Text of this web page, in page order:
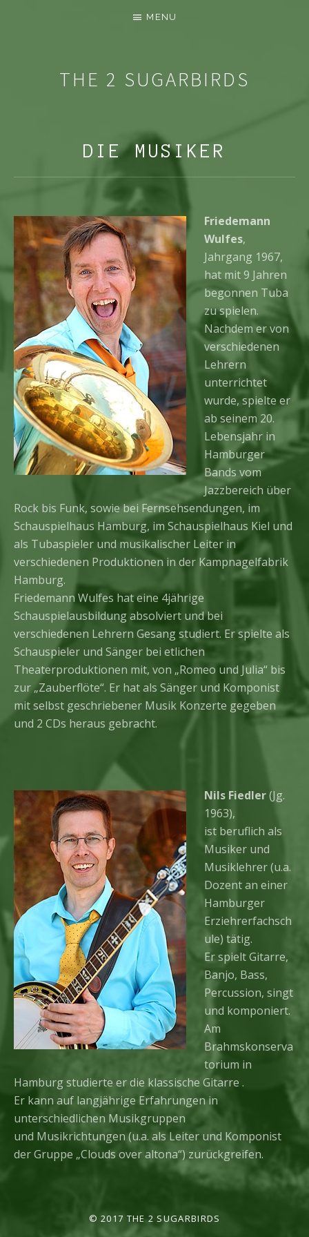
THE 2 SUGARBIRDS
MENU
DIE MUSIKER
Friedemann
Wulfes,
Jahrgang 1967,
hat mit 9 Jahren
begonnen Tuba
zu spielen.
Nachdem er von
verschiedenen
Lehrern
unterrichtet
wurde, spielte er
ab seinem 20.
Lebensjahr in
Hamburger
Bands vom
Jazzbereich über
Rock bis Funk, sowie bei Fernsehsendungen, im
Schauspielhaus Hamburg, im Schauspielhaus Kiel und
als Tubaspieler und musikalischer Leiter in
verschiedenen Produktionen in der Kampnagelfabrik
Hamburg.
Friedemann Wulfes hat eine 4jährige
Schauspielausbildung absolviert und bei
verschiedenen Lehrern Gesang studiert. Er spielte als
Schauspieler und Sänger bei etlichen
Theaterproduktionen mit, von „Romeo und Julia“ bis
zur „Zauberflöte“. Er hat als Sänger und Komponist
mit selbst geschriebener Musik Konzerte gegeben
und 2 CDs heraus gebracht.
Nils Fiedler(Jg.
1963),
ist beruflich als
Musiker und
Musiklehrer (u.a.
Dozent an einer
Hamburger
Erziehrerfachsch
ule) tätig.
Er spielt Gitarre,
Banjo, Bass,
Percussion, singt
und komponiert.
Am
Brahmskonserva
torium in
Hamburg studierte er die klassische Gitarre .
Er kann auf langjährige Erfahrungen in
unterschiedlichen Musikgruppen
und Musikrichtungen (u.a. als Leiter und Komponist
der Gruppe „Clouds over altona“) zurückgreifen.
© 2017 THE 2 SUGARBIRDS